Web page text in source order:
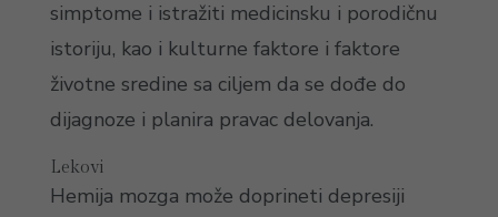
simptome i istražiti medicinsku i porodičnu
istoriju, kao i kulturne faktore i faktore
životne sredine sa ciljem da se dođe do
dijagnoze i planira pravac delovanja.
Lekovi
Hemija mozga može doprineti depresiji